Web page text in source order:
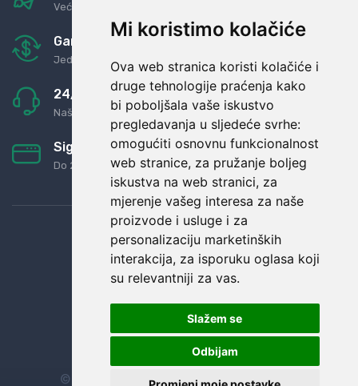
Mi koristimo kolačiće
Ova web stranica koristi kolačiće i
druge tehnologije praćenja kako
bi poboljšala vaše iskustvo
pregledavanja u sljedeće svrhe:
omogućiti osnovnu funkcionalnost
web stranice, za pružanje boljeg
iskustva na web stranici, za
mjerenje vašeg interesa za naše
proizvode i usluge i za
personalizaciju marketinških
interakcija, za isporuku oglasa koji
su relevantniji za vas.
Slažem se
Odbijam
Već za nekoliko dana kod vas
Garancija u povrat novaca
Jednostavno pravilo: Roba za novac
24/7 odlična podrška
Naši agenti uvijek na raspolaganju
Sigurno obročno plaćanje
Do 24 rata bez kamata
© Sva prava zadržana. Dopi grupa d.o.o.